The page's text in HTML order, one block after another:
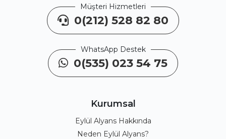
Müşteri Hizmetleri
0(212) 528 82 80
WhatsApp Destek
0(535) 023 54 75
Kurumsal
Eylül Alyans Hakkında
Neden Eylül Alyans?